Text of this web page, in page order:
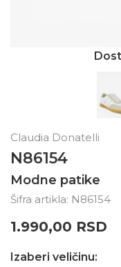
Claudia Donatelli
N86154
Modne patike
Šifra artikla: N86154
1.990,00 RSD
Izaberi veličinu: